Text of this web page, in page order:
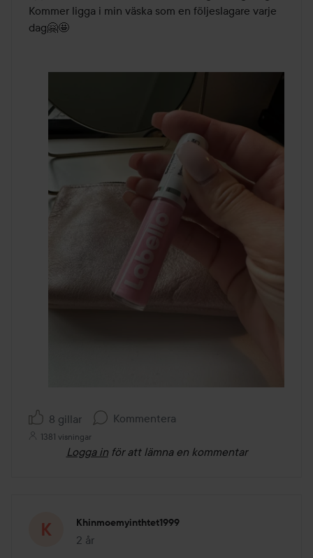
Kommer ligga i min väska som en följeslagare varje
dag🤗🤩
8 gillar Kommentera
1381 visningar
Logga in för att lämna en kommentar
Khinmoemyinthtet1999
2 år
Inlägget skapades 2 år